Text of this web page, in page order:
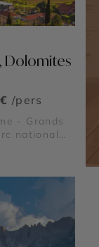
Dolomites
/pers
- Grands
national